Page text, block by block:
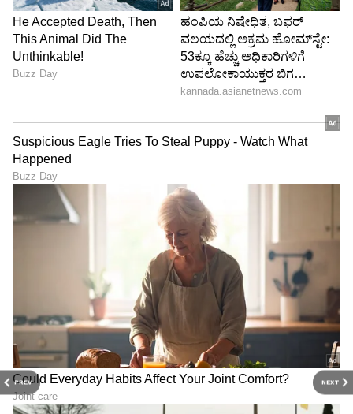
PREV NEXT
ಎಂದು ನನ್ನ ತಾಯಿಯೂ ಬೈದಿದ್ದರು, ಆದರೆ ನಾನು
ಯೋಗಾಭ್ಯಾಸವನ್ನು ನಿಲ್ಲಿಸಲಿಲ್ಲ’ ಎಂದು ಶಶಿ ಪ್ರಭಾ
ಹೇಳಿದ್ದಾರೆ.
ABOUT THE AUTHOR
GS Govindaraj S
ಏಷ್ಯಾನೆಟ್ ಸುವರ್ಣ ಡಿಜಿಟಲ್ ಕನ್ನಡ ವಿಭಾಗದಲ್ಲಿ ಉಪ ಸಂಪಾದಕ.
ಕಳೆದ 8 ವರ್ಷಗಳಿಂದ ಮಾಧ್ಯಮ ಪ್ರಪಂಚದಲ್ಲಿದ್ದೇನೆ. ಹುಟ್ಟಿ
ಬೆಳೆದಿದ್ದು ಬೆಂಗಳೂರಿನಲ್ಲಿ. ಸ್ನಾತಕೋತ್ತರ ಪದವಿಯನ್ನು ಬೆಂಗಳೂರು